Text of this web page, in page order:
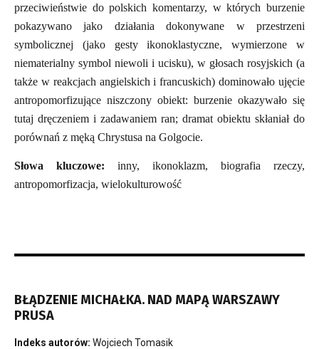
przeciwieństwie do polskich komentarzy, w których burzenie
pokazywano jako działania dokonywane w przestrzeni
symbolicznej (jako gesty ikonoklastyczne, wymierzone w
niematerialny symbol niewoli i ucisku), w głosach rosyjskich (a
także w reakcjach angielskich i francuskich) dominowało ujęcie
antropomorfizujące niszczony obiekt: burzenie okazywało się
tutaj dręczeniem i zadawaniem ran; dramat obiektu skłaniał do
porównań z męką Chrystusa na Golgocie.
Słowa kluczowe: inny, ikonoklazm, biografia rzeczy,
antropomorfizacja, wielokulturowość
BŁĄDZENIE MICHAŁKA. NAD MAPĄ WARSZAWY
PRUSA
Indeks autorów: Wojciech Tomasik